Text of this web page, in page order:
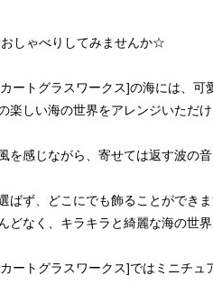
しゃべりしてみませんか☆
ートグラスワークス]の海には、可
楽しい海の世界をアレンジいただ
を感じながら、寄せては返す波の
ばず、どこにでも飾ることができま
どなく、キラキラと綺麗な海の世
ートグラスワークス]ではミニチ